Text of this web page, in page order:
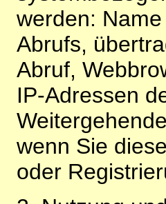
werden:
Abrufs,
Abruf,
IP-Adressen
wenn Sie
oder